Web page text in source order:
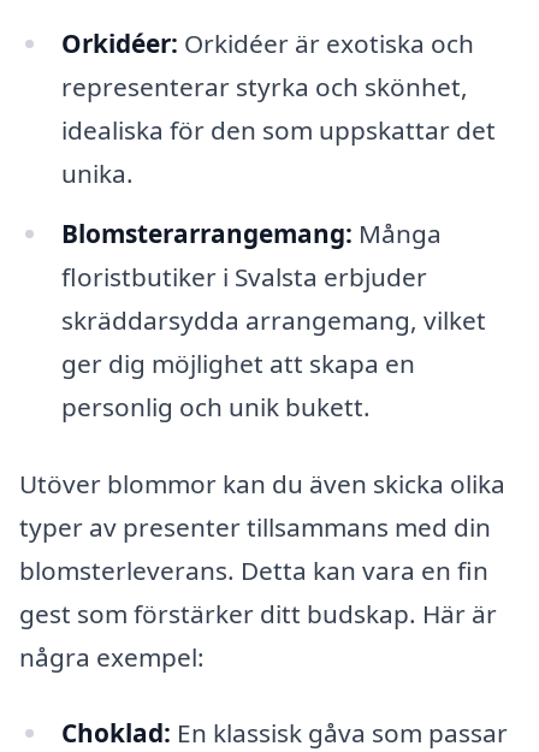
Orkidéer: Orkidéer är exotiska och
representerar styrka och skönhet,
idealiska för den som uppskattar det
unika.
Blomsterarrangemang: Många
floristbutiker i Svalsta erbjuder
skräddarsydda arrangemang, vilket
ger dig möjlighet att skapa en
personlig och unik bukett.
Utöver blommor kan du även skicka olika
typer av presenter tillsammans med din
blomsterleverans. Detta kan vara en fin
gest som förstärker ditt budskap. Här är
några exempel:
Choklad: En klassisk gåva som passar